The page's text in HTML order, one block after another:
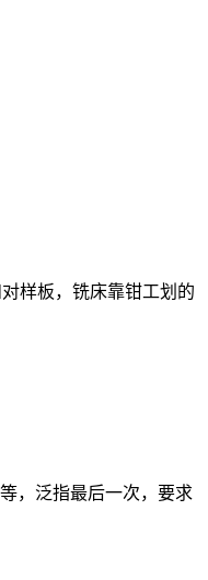
样板，铣床靠钳工划的
，泛指最后一次，要求